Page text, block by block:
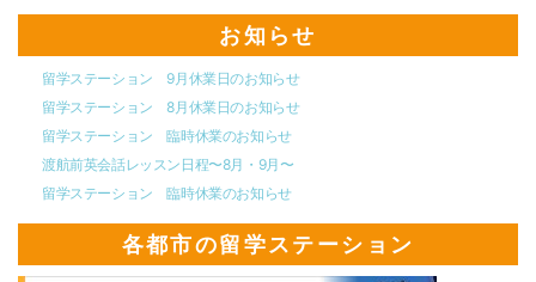
お知らせ
留学ステーション 9月休業日のお知らせ
留学ステーション 8月休業日のお知らせ
留学ステーション 臨時休業のお知らせ
渡航前英会話レッスン日程〜8月・9月〜
留学ステーション 臨時休業のお知らせ
各都市の留学ステーション